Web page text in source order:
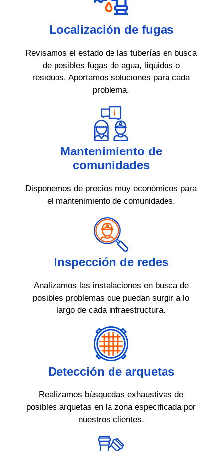
Localización de fugas
Revisamos el estado de las tuberías en busca
de posibles fugas de agua, líquidos o
residuos. Aportamos soluciones para cada
problema.
Mantenimiento de
comunidades
Disponemos de precios muy económicos para
el mantenimiento de comunidades.
Inspección de redes
Analizamos las instalaciones en busca de
posibles problemas que puedan surgir a lo
largo de cada infraestructura.
Detección de arquetas
Realizamos búsquedas exhaustivas de
posibles arquetas en la zona especificada por
nuestros clientes.